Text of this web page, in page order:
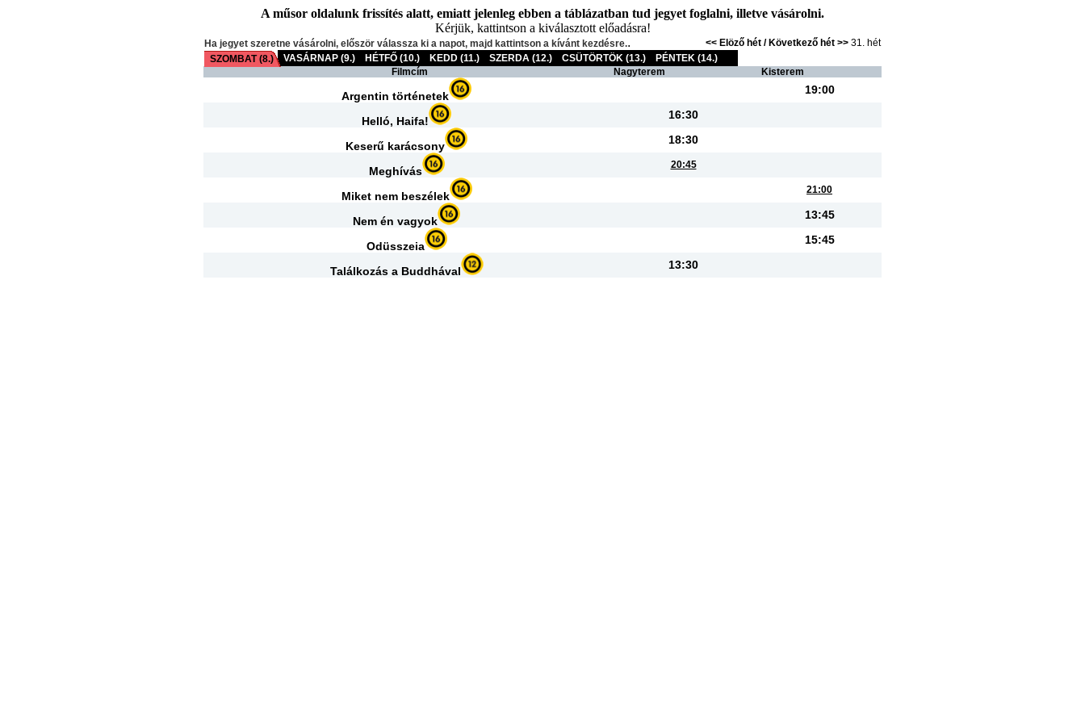
A műsor oldalunk frissítés alatt, emiatt jelenleg ebben a táblázatban tud jegyet foglalni, illetve vásárolni.
Kérjük, kattintson a kiválasztott előadásra!
Ha jegyet szeretne vásárolni, először válassza ki a napot, majd kattintson a kívánt kezdésre.. << Elöző hét / Következő hét >> 31. hét
SZOMBAT (8.)
VASÁRNAP (9.) HÉTFŐ (10.) KEDD (11.) SZERDA (12.) CSÜTÖRTÖK (13.)
PÉNTEK (14.)
Filmcím
Nagyterem Kisterem
Argentin történetek 19:00
Helló, Haifa! 16:30
Keserű karácsony 18:30
Meghívás 20:45
Miket nem beszélek 21:00
Nem én vagyok 13:45
Odüsszeia 15:45
Találkozás a Buddhával 13:30